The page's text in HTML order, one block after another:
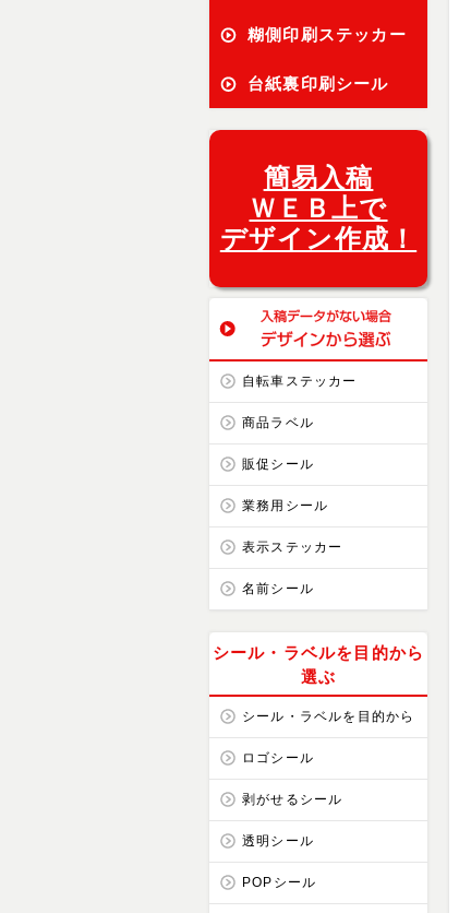
糊側印刷ステッカー
台紙裏印刷シール
簡易入稿
ＷＥＢ上で
デザイン作成！
自転車ステッカー
商品ラベル
販促シール
業務用シール
表示ステッカー
名前シール
シール・ラベルを目的から
選ぶ
シール・ラベルを目的から
ロゴシール
剥がせるシール
透明シール
POPシール